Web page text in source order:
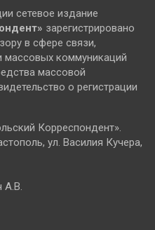
сетевое издание
зарегистрировано
в сфере связи,
массовых коммуникаций
массовой
о регистрации
Корреспондент».
ул. Василия Кучера,
А.В.